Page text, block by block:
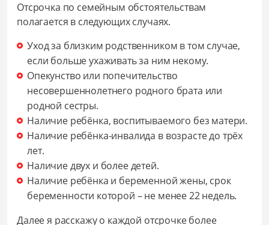
Отсрочка по семейным обстоятельствам
полагается в следующих случаях.
Уход за близким родственником в том случае,
если больше ухаживать за ним некому.
Опекунство или попечительство
несовершеннолетнего родного брата или
родной сестры.
Наличие ребёнка, воспитываемого без матери.
Наличие ребёнка-инвалида в возрасте до трёх
лет.
Наличие двух и более детей.
Наличие ребёнка и беременной жены, срок
беременности которой – не менее 22 недель.
Далее я расскажу о каждой отсрочке более